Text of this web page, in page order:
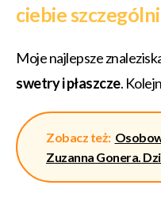
ciebie
Moje najlepsze
swetry i płaszcze.
Zobacz też:
Zuzanna Gonera.